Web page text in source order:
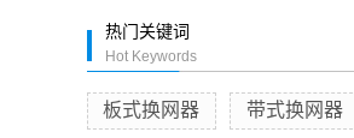
热门关键词
Hot Keywords
板式换网器 带式换网器